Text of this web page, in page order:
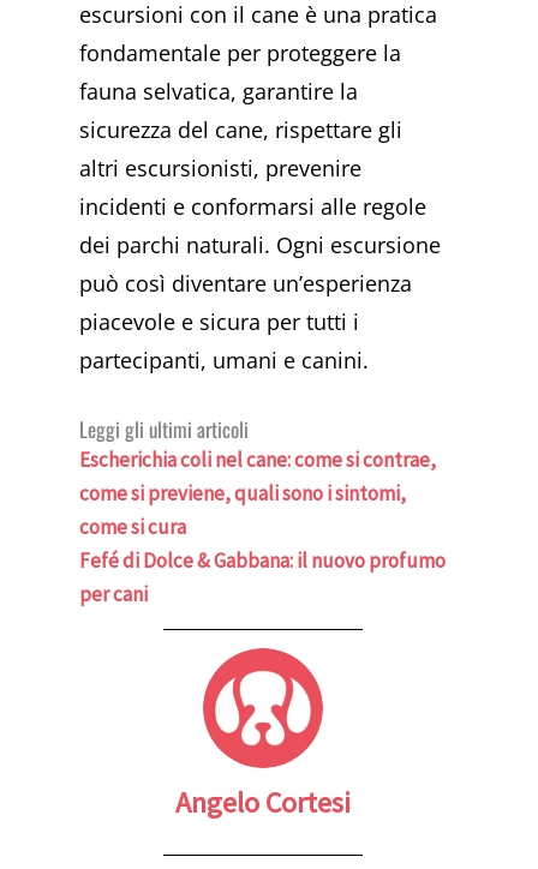
escursioni con il cane è una pratica
fondamentale per proteggere la
fauna selvatica, garantire la
sicurezza del cane, rispettare gli
altri escursionisti, prevenire
incidenti e conformarsi alle regole
dei parchi naturali. Ogni escursione
può così diventare un’esperienza
piacevole e sicura per tutti i
partecipanti, umani e canini.
Leggi gli ultimi articoli
Escherichia coli nel cane: come si contrae,
come si previene, quali sono i sintomi,
come si cura
Fefé di Dolce & Gabbana: il nuovo profumo
per cani
Angelo Cortesi